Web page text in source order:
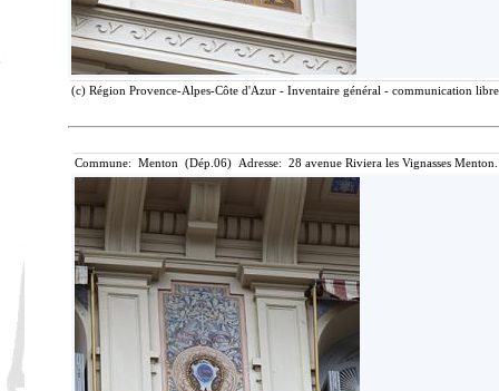
(c) Région Provence-Alpes-Côte d'Azur - Inventaire général - communication
Commune: Menton (Dép.06) Adresse: 28 avenue Riviera les Vignasses